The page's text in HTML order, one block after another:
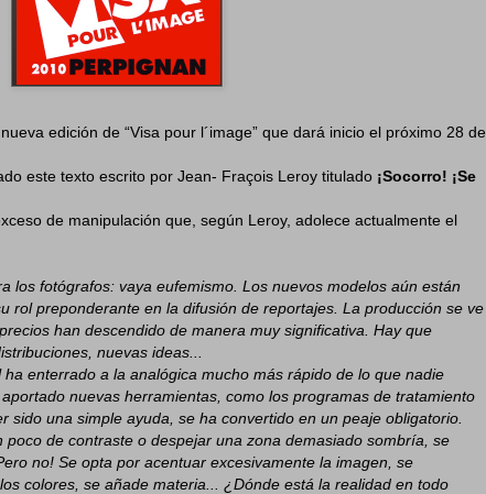
edición de “Visa pour l´image” que dará inicio el próximo 28 de
este texto escrito por Jean- Fraçois Leroy titulado ¡Socorro! ¡Se
de manipulación que, según Leroy, adolece actualmente el
los fotógrafos: vaya eufemismo. Los nuevos modelos aún están
rol preponderante en la difusión de reportajes. La producción se ve
han descendido de manera muy significativa. Hay que
nuevas ideas...
enterrado a la analógica mucho más rápido de lo que nadie
nuevas herramientas, como los programas de tratamiento
sido una simple ayuda, se ha convertido en un peaje obligatorio.
poco de contraste o despejar una zona demasiado sombría, se
no! Se opta por acentuar excesivamente la imagen, se
colores, se añade materia... ¿Dónde está la realidad en todo